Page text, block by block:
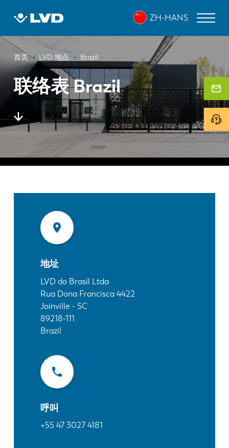
主
内
ZH-HANS
面
包
屑
首页 LVD 地点 Brazil
联络表 Brazil
地址
LVD do Brasil Ltda
Rua Dona Francisca 4422
Joinville - SC
89218-111
Brazil
呼叫
+55 47 3027 4181
激光切割机
折弯机
折弯中心
冲床
软件
关于 LVD
最新消息
客户案例
展会活动
资源中心
行业和解决方案
招贤纳士
联系我们